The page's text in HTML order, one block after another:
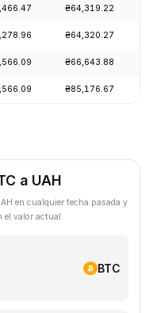
₴64,319.22
₴64,320.27
₴66,643.88
₴85,176.67
a UAH
en cualquier fecha pasada y
el valor actual.
BTC